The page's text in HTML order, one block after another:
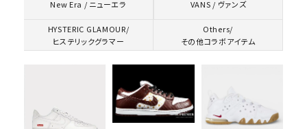
New Era / ニューエラ VANS / ヴァンズ
HYSTERIC GLAMOUR/
ヒステリックグラマー
Others/
その他コラボアイテム